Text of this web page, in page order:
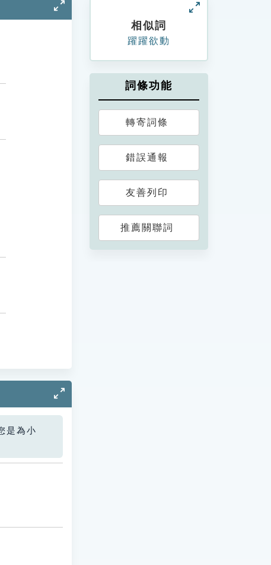
是為小
相似詞
躍躍欲動
詞條功能
轉寄詞條
錯誤通報
友善列印
推薦關聯詞